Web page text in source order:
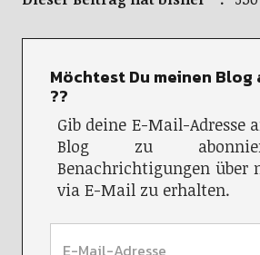
Möchtest Du meinen
??
Gib deine E-Mail-Adresse
Blog zu
Benachrichtigungen über
via E-Mail zu erhalten.